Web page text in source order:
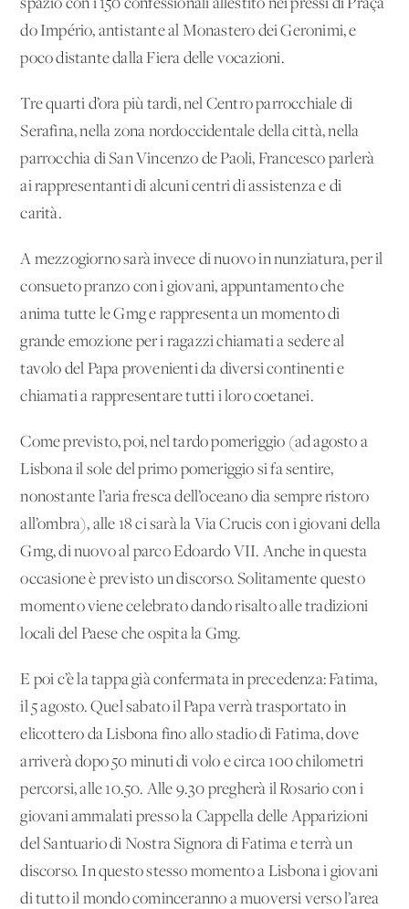
spazio con i 150 confessionali allestito nei pressi di Praça
do Império, antistante al Monastero dei Geronimi, e
poco distante dalla Fiera delle vocazioni.
Tre quarti d’ora più tardi, nel Centro parrocchiale di
Serafina, nella zona nordoccidentale della città, nella
parrocchia di San Vincenzo de Paoli, Francesco parlerà
ai rappresentanti di alcuni centri di assistenza e di
carità.
A mezzogiorno sarà invece di nuovo in nunziatura, per il
consueto pranzo con i giovani, appuntamento che
anima tutte le Gmg e rappresenta un momento di
grande emozione per i ragazzi chiamati a sedere al
tavolo del Papa provenienti da diversi continenti e
chiamati a rappresentare tutti i loro coetanei.
Come previsto, poi, nel tardo pomeriggio (ad agosto a
Lisbona il sole del primo pomeriggio si fa sentire,
nonostante l’aria fresca dell’oceano dia sempre ristoro
all’ombra), alle 18 ci sarà la Via Crucis con i giovani della
Gmg, di nuovo al parco Edoardo VII. Anche in questa
occasione è previsto un discorso. Solitamente questo
momento viene celebrato dando risalto alle tradizioni
locali del Paese che ospita la Gmg.
E poi c’è la tappa già confermata in precedenza: Fatima,
il 5 agosto. Quel sabato il Papa verrà trasportato in
elicottero da Lisbona fino allo stadio di Fatima, dove
arriverà dopo 50 minuti di volo e circa 100 chilometri
percorsi, alle 10.50. Alle 9.30 pregherà il Rosario con i
giovani ammalati presso la Cappella delle Apparizioni
del Santuario di Nostra Signora di Fatima e terrà un
discorso. In questo stesso momento a Lisbona i giovani
di tutto il mondo cominceranno a muoversi verso l’area